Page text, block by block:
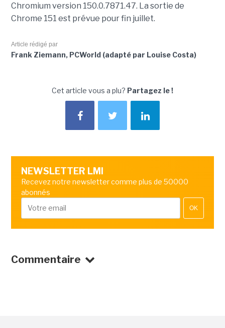
Chromium version 150.0.7871.47. La sortie de
Chrome 151 est prévue pour fin juillet.
Article rédigé par
Frank Ziemann, PCWorld (adapté par Louise Costa)
Cet article vous a plu? Partagez le !
NEWSLETTER LMI
Recevez notre newsletter comme plus de 50000
abonnés
OK
Commentaire